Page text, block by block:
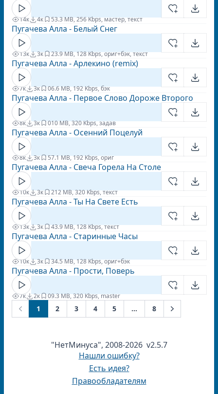
14к 4к 53.3 MB, 256 Kbps, мастер, текст
Пугачева Алла - Белый Снег
13к 3к 23.9 MB, 128 Kbps, ориг+бэк, текст
Пугачева Алла - Арлекино (remix)
7к 3к 06.6 MB, 192 Kbps, бэк
Пугачева Алла - Первое Слово Дороже Второго
8к 3к 010 MB, 320 Kbps, задав
Пугачева Алла - Осенний Поцелуй
8к 3к 57.1 MB, 192 Kbps, ориг
Пугачева Алла - Свеча Горела На Столе
10к 3к 212 MB, 320 Kbps, текст
Пугачева Алла - Ты На Свете Есть
13к 3к 43.9 MB, 128 Kbps, текст
Пугачева Алла - Старинные Часы
10к 3к 34.5 MB, 128 Kbps, ориг+бэк
Пугачева Алла - Прости, Поверь
7к 2к 09.3 MB, 320 Kbps, master
Previous
1 2 3 4 5 ... 8 Next
"НетМинуса", 2008-2026 v2.5.7
Нашли ошибку?
Есть идея?
Правообладателям